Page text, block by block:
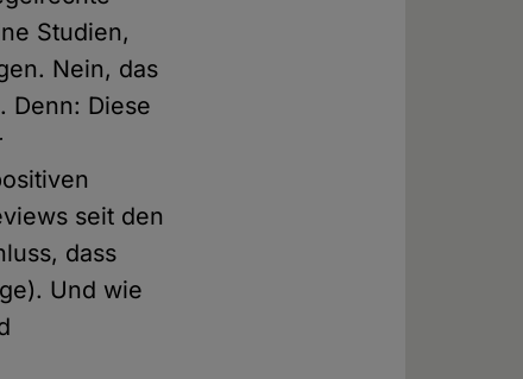
Studien,
Nein, das
Denn: Diese
seit den
dass
Und wie